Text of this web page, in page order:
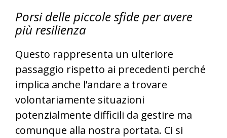
Porsi delle piccole sfideper avere
più resilienza
Questo rappresenta un ulteriore
passaggio rispetto ai precedenti perché
implica anche l’andare a trovare
volontariamente situazioni
potenzialmente difficili da gestire ma
comunque alla nostra portata. Ci si